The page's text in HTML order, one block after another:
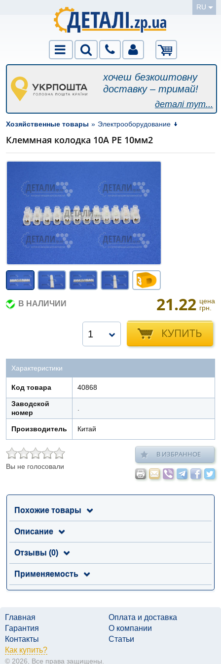
RU
хочеш безкоштовну
доставку – тримай!
деталі тут...
Хозяйственные товары » Электрооборудование
Клеммная колодка 10А РЕ 10мм2
В НАЛИЧИИ 21.22 цена
грн.
КУПИТЬ
1
Характеристики
Код товара 40868
Заводской
номер
Производитель Китай
Вы не голосовали
В ИЗБРАННОЕ
Похожие товары
Описание
Отзывы (0)
Применяемость
Главная
Оплата и доставка
Гарантия
О компании
Контакты
Статьи
Как купить?
© 2026, Все права защищены.